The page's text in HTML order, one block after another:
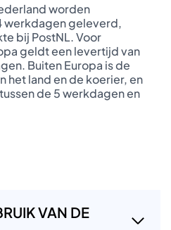
worden
werkdagen geleverd,
bij PostNL. Voor
geldt een levertijd van
Buiten Europa is de
het land en de koerier, en
de 5 werkdagen en
VAN DE